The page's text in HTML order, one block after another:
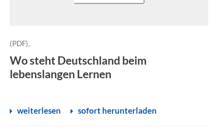
(PDF),
Wo steht Deutschland beim
lebenslangen Lernen
weiterlesen sofort herunterladen